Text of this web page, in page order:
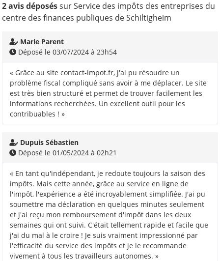
2 avis déposéssur Service des impôts des entreprises du
centre des finances publiques de Schiltigheim
Marie Parent
Déposé le 03/07/2024 à 23h54
« Grâce au site contact-impot.fr, j'ai pu résoudre un
problème fiscal compliqué sans avoir à me déplacer. Le site
est très bien structuré et permet de trouver facilement les
informations recherchées. Un excellent outil pour les
contribuables ! »
Dupuis Sébastien
Déposé le 01/05/2024 à 02h21
« En tant qu'indépendant, je redoute toujours la saison des
impôts. Mais cette année, grâce au service en ligne de
l'impôt, l'expérience a été incroyablement simplifiée. J'ai pu
soumettre ma déclaration en quelques minutes seulement
et j'ai reçu mon remboursement d'impôt dans les deux
semaines qui ont suivi. C'était tellement rapide et facile que
j'ai du mal à le croire ! Je suis vraiment impressionné par
l'efficacité du service des impôts et je le recommande
vivement à tous les travailleurs autonomes. »